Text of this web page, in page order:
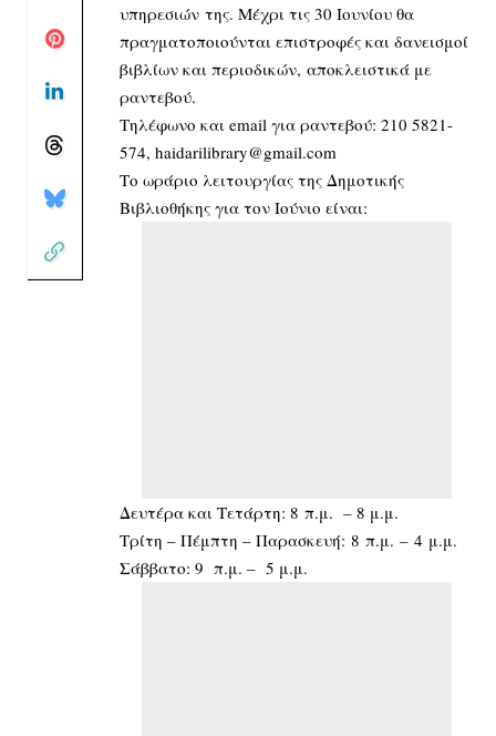
υπηρεσιών της. Μέχρι τις 30 Ιουνίου θα
πραγματοποιούνται επιστροφές και δανεισμοί
βιβλίων και περιοδικών, αποκλειστικά με
ραντεβού.
Τηλέφωνο και email για ραντεβού: 210 5821-
574, haidarilibrary@gmail.com
Το ωράριο λειτουργίας της Δημοτικής
Βιβλιοθήκης για τον Ιούνιο είναι:
Δευτέρα και Τετάρτη: 8 π.μ. – 8 μ.μ.
Τρίτη – Πέμπτη – Παρασκευή: 8 π.μ. – 4 μ.μ.
Σάββατο: 9 π.μ. – 5 μ.μ.